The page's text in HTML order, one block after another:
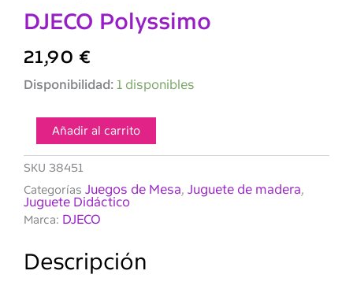
DJECO Polyssimo
21,90 €
Disponibilidad: 1 disponibles
DJECO
Añadir al carrito
SKU 38451
Categorías Juegos de Mesa, Juguete de madera,
Juguete Didáctico
Marca: DJECO
Descripción